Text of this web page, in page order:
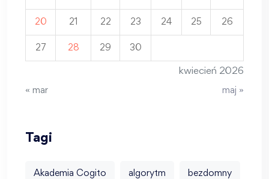
kwiecień 2026
20 21 22 23 24 25 26
27 28 29 30
« mar maj »
Tagi
Akademia Cogito algorytm bezdomny